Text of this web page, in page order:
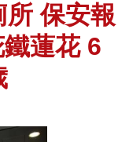
保安報
蓮花 6